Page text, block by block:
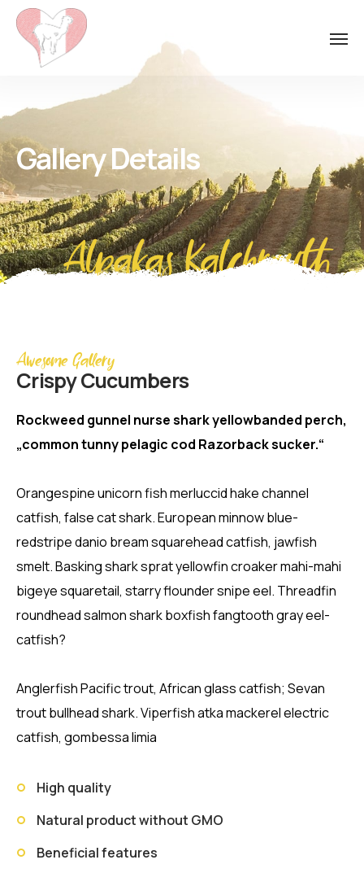
Gallery Details
Alpakas Kalchreuth
Awesome Gallery
Crispy Сucumbers
Rockweed gunnel nurse shark yellowbanded perch,
„common tunny pelagic cod Razorback sucker.“
Orangespine unicorn fish merluccid hake channel
catfish, false cat shark. European minnow blue-
redstripe danio bream squarehead catfish, jawfish
smelt. Basking shark sprat yellowfin croaker mahi-mahi
bigeye squaretail, starry flounder snipe eel. Threadfin
roundhead salmon shark boxfish fangtooth gray eel-
catfish?
Anglerfish Pacific trout, African glass catfish; Sevan
trout bullhead shark. Viperfish atka mackerel electric
catfish, gombessa limia
High quality
Natural product without GMO
Beneficial features